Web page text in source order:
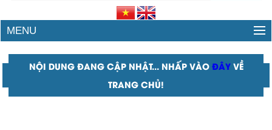
MENU
NỘI DUNG ĐANG CẬP NHẬT... NHẤP VÀOĐÂYVỀ
TRANG CHỦ!